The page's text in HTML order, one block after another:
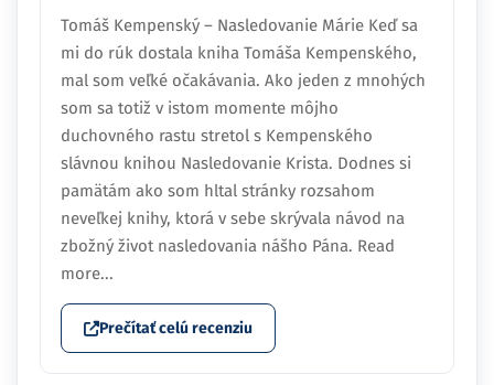
Tomáš Kempenský – Nasledovanie Márie Keď sa
mi do rúk dostala kniha Tomáša Kempenského,
mal som veľké očakávania. Ako jeden z mnohých
som sa totiž v istom momente môjho
duchovného rastu stretol s Kempenského
slávnou knihou Nasledovanie Krista. Dodnes si
pamätám ako som hltal stránky rozsahom
neveľkej knihy, ktorá v sebe skrývala návod na
zbožný život nasledovania nášho Pána. Read
more...
Prečítať celú recenziu